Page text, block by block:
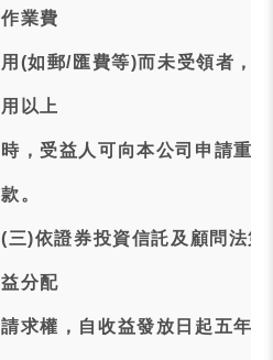
作業費
用(如郵/匯費等)而未受領者，
用以上
時，受益人可向本公司申請重
款。
(三)依證券投資信託及顧問法
益分配
請求權，自收益發放日起五年